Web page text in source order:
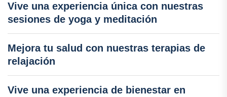
Vive una experiencia única con nuestras
sesiones de yoga y meditación
Mejora tu salud con nuestras terapias de
relajación
Vive una experiencia de bienestar en